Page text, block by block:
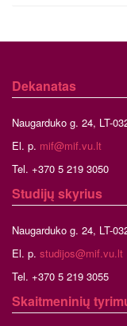
Dekanatas
Naugarduko g. 24, LT-
El. p. mif@mif.vu.lt
Tel. +370 5 219 3050
Studijų skyrius
Naugarduko g. 24, LT-
El. p. studijos@mif.vu.lt
Tel. +370 5 219 3055
Skaitmeninių